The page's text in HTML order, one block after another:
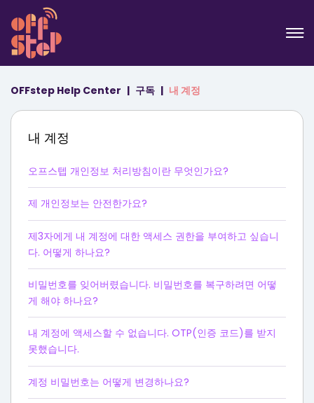
OFFstep Help Center 구독 내 계정
내 계정
오프스텝 개인정보 처리방침이란 무엇인가요?
제 개인정보는 안전한가요?
제3자에게 내 계정에 대한 액세스 권한을 부여하고 싶습니
다. 어떻게 하나요?
비밀번호를 잊어버렸습니다. 비밀번호를 복구하려면 어떻
게 해야 하나요?
내 계정에 액세스할 수 없습니다. OTP(인증 코드)를 받지
못했습니다.
계정 비밀번호는 어떻게 변경하나요?